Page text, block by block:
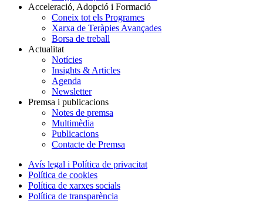
Acceleració, Adopció i Formació
Coneix tot els Programes
Xarxa de Teràpies Avançades
Borsa de treball
Actualitat
Notícies
Insights & Articles
Agenda
Newsletter
Premsa i publicacions
Notes de premsa
Multimèdia
Publicacions
Contacte de Premsa
Avís legal i Política de privacitat
Política de cookies
Política de xarxes socials
Política de transparència